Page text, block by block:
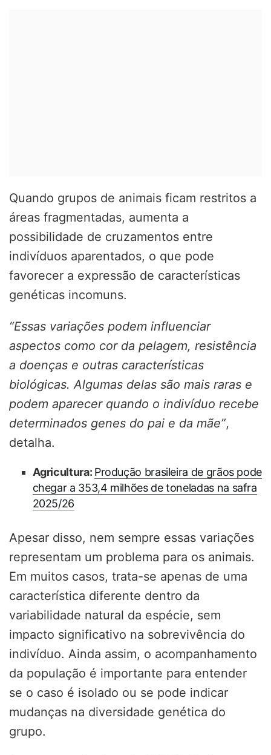
Quando grupos de animais ficam restritos a
áreas fragmentadas, aumenta a
possibilidade de cruzamentos entre
indivíduos aparentados, o que pode
favorecer a expressão de características
genéticas incomuns.
“Essas variações podem influenciar
aspectos como cor da pelagem, resistência
a doenças e outras características
biológicas. Algumas delas são mais raras e
podem aparecer quando o indivíduo recebe
determinados genes do pai e da mãe”,
detalha.
Agricultura: Produção brasileira de grãos pode
chegar a 353,4 milhões de toneladas na safra
2025/26
Apesar disso, nem sempre essas variações
representam um problema para os animais.
Em muitos casos, trata-se apenas de uma
característica diferente dentro da
variabilidade natural da espécie, sem
impacto significativo na sobrevivência do
indivíduo. Ainda assim, o acompanhamento
da população é importante para entender
se o caso é isolado ou se pode indicar
mudanças na diversidade genética do
grupo.